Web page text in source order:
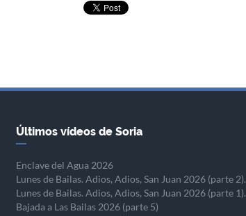
Últimos vídeos de Soria
Enclave del Agua 2026
Lunes de Bailas. Adios, Adios, San Juan 2026 (parte 2).
Lunes de Bailas. Adios, Adios, San Juan 2026 (parte 1).
Bajada a Las Bailas 2026 (parte 5)